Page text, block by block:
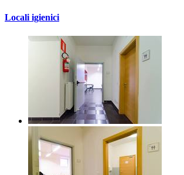
Locali igienici